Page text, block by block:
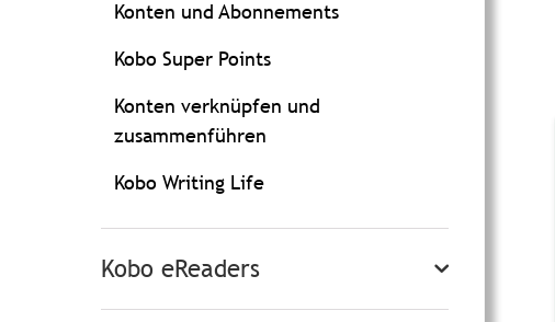
Konten und Abonnements
Kobo Super Points
Konten verknüpfen und
zusammenführen
Kobo Writing Life
Kobo eReaders